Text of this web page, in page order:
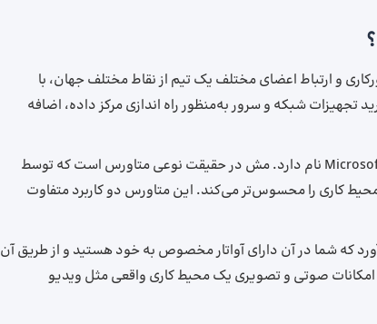
و ارتباط اعضای مختلف یک تیم از نقاط مختلف جهان، با
تجهیزات شبکه و سرور به‌منظور راه اندازی مرکز داده، اضافه
یکی از موفق‌ترین پیوندها میان رایانش ابری و متاورس، Microsoft Mesh نام دارد. مش در حقیقت نوعی متاورس است که توسط
راه دور در یک محیط کاری را محسوس‌تر می‌کند. این متاورس دو کاربرد متفاوت
که شما در آن دارای آواتار مخصوص به خود هستید و از طریق آن
امکانات صوتی و تصویری یک محیط کاری واقعی مثل ویدیو